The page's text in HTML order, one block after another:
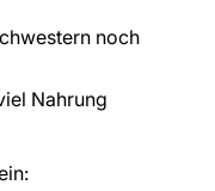
noch
Nahrung